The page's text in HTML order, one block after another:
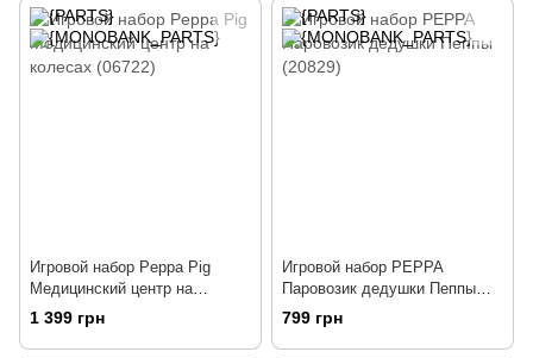
Игровой набор Peppa Pig
Медицинский центр на
колесах (06722)
1 399 грн
Игровой набор PEPPA
Паровозик дедушки Пеппы
(20829)
799 грн